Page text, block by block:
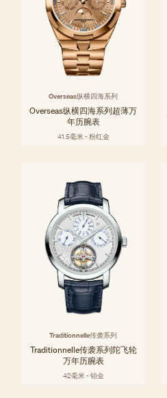
Overseas纵横四海系列
Overseas纵横四海系列超薄万
年历腕表
41.5毫米 - 粉红金
Traditionnelle传袭系列
Traditionnelle传袭系列陀飞轮
万年历腕表
42毫米 - 铂金